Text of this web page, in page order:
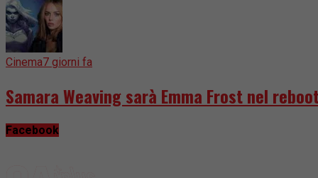
Cinema7 giorni fa
Samara Weaving sarà Emma Frost nel
Facebook